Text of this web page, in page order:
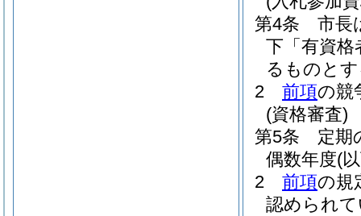
第4条
市長
下「有資格
るものと
2
前項の競
(資格審査)
第5条
定期
偶数年度(
2
前項の規
認められ